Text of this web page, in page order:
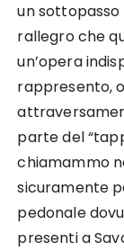
un
rallegro che
un’opera
rappresento,
parte del
chiamammo
sicuramente
pedonale
presenti a